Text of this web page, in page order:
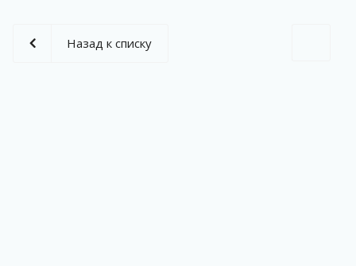
Назад к списку